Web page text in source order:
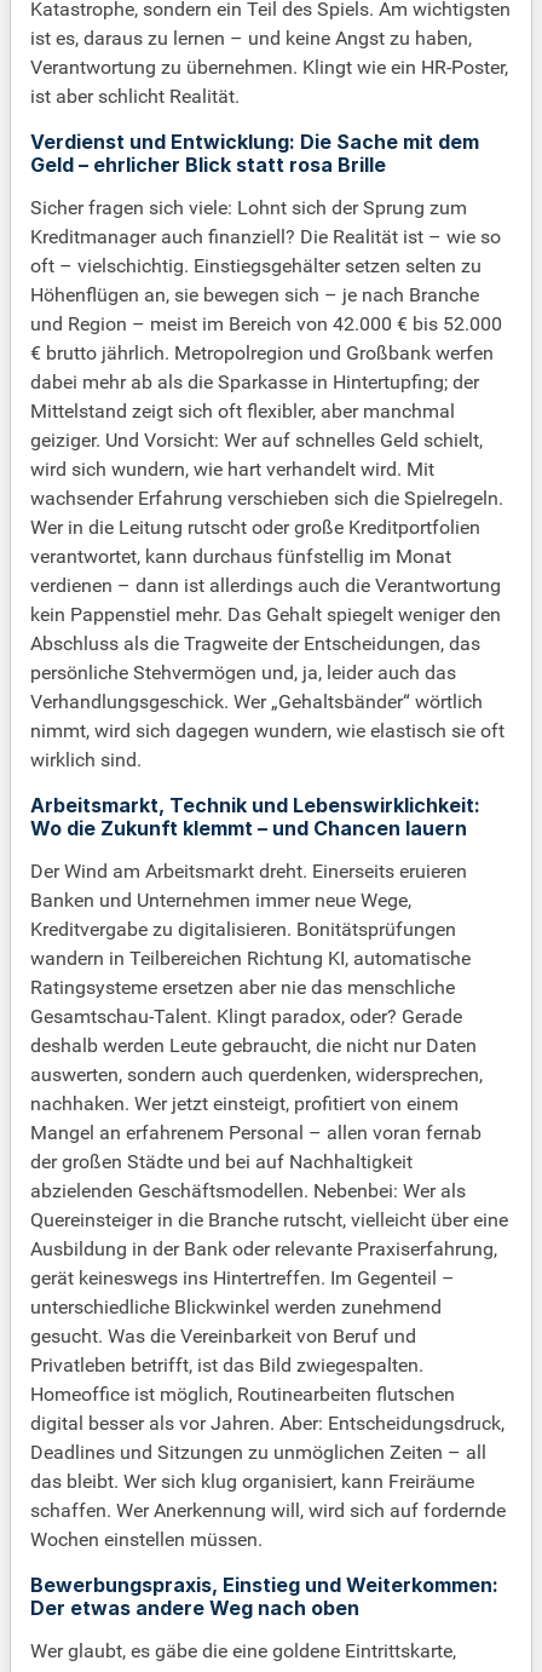
Katastrophe, sondern ein Teil des Spiels. Am wichtigsten
ist es, daraus zu lernen – und keine Angst zu haben,
Verantwortung zu übernehmen. Klingt wie ein HR-Poster,
ist aber schlicht Realität.
Verdienst und Entwicklung: Die Sache mit dem
Geld – ehrlicher Blick statt rosa Brille
Sicher fragen sich viele: Lohnt sich der Sprung zum
Kreditmanager auch finanziell? Die Realität ist – wie so
oft – vielschichtig. Einstiegsgehälter setzen selten zu
Höhenflügen an, sie bewegen sich – je nach Branche
und Region – meist im Bereich von 42.000 € bis 52.000
€ brutto jährlich. Metropolregion und Großbank werfen
dabei mehr ab als die Sparkasse in Hintertupfing; der
Mittelstand zeigt sich oft flexibler, aber manchmal
geiziger. Und Vorsicht: Wer auf schnelles Geld schielt,
wird sich wundern, wie hart verhandelt wird. Mit
wachsender Erfahrung verschieben sich die Spielregeln.
Wer in die Leitung rutscht oder große Kreditportfolien
verantwortet, kann durchaus fünfstellig im Monat
verdienen – dann ist allerdings auch die Verantwortung
kein Pappenstiel mehr. Das Gehalt spiegelt weniger den
Abschluss als die Tragweite der Entscheidungen, das
persönliche Stehvermögen und, ja, leider auch das
Verhandlungsgeschick. Wer „Gehaltsbänder“ wörtlich
nimmt, wird sich dagegen wundern, wie elastisch sie oft
wirklich sind.
Arbeitsmarkt, Technik und Lebenswirklichkeit:
Wo die Zukunft klemmt – und Chancen lauern
Der Wind am Arbeitsmarkt dreht. Einerseits eruieren
Banken und Unternehmen immer neue Wege,
Kreditvergabe zu digitalisieren. Bonitätsprüfungen
wandern in Teilbereichen Richtung KI, automatische
Ratingsysteme ersetzen aber nie das menschliche
Gesamtschau-Talent. Klingt paradox, oder? Gerade
deshalb werden Leute gebraucht, die nicht nur Daten
auswerten, sondern auch querdenken, widersprechen,
nachhaken. Wer jetzt einsteigt, profitiert von einem
Mangel an erfahrenem Personal – allen voran fernab
der großen Städte und bei auf Nachhaltigkeit
abzielenden Geschäftsmodellen. Nebenbei: Wer als
Quereinsteiger in die Branche rutscht, vielleicht über eine
Ausbildung in der Bank oder relevante Praxiserfahrung,
gerät keineswegs ins Hintertreffen. Im Gegenteil –
unterschiedliche Blickwinkel werden zunehmend
gesucht. Was die Vereinbarkeit von Beruf und
Privatleben betrifft, ist das Bild zwiegespalten.
Homeoffice ist möglich, Routinearbeiten flutschen
digital besser als vor Jahren. Aber: Entscheidungsdruck,
Deadlines und Sitzungen zu unmöglichen Zeiten – all
das bleibt. Wer sich klug organisiert, kann Freiräume
schaffen. Wer Anerkennung will, wird sich auf fordernde
Wochen einstellen müssen.
Bewerbungspraxis, Einstieg und Weiterkommen:
Der etwas andere Weg nach oben
Wer glaubt, es gäbe die eine goldene Eintrittskarte,